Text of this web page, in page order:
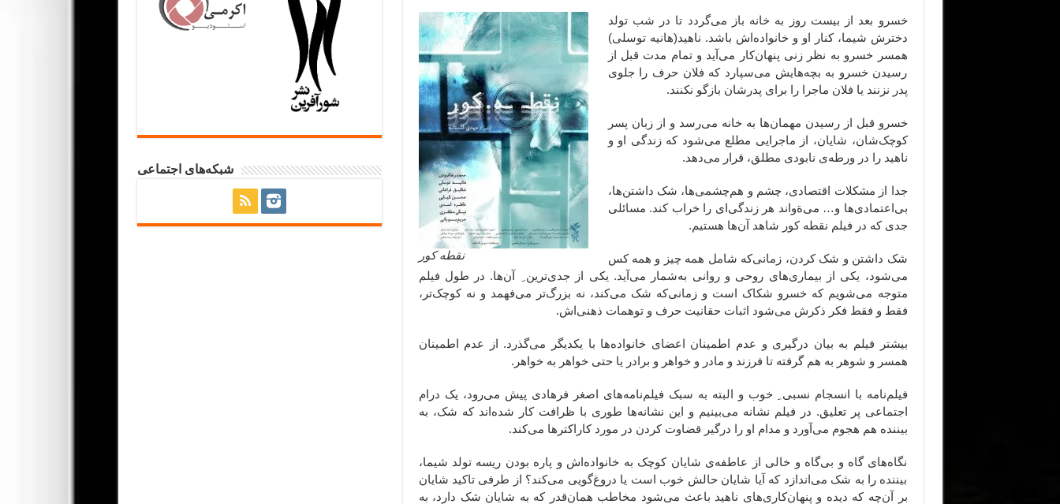
نقطه کور
خسرو بعد از بیست روز به خانه باز می‌گردد تا در شب تولد
دخترش شیما، کنار او و خانواده‌اش باشد. ناهید(هانیه توسلی)
همسر خسرو به نظر زنی پنهان‌کار می‌آید و تمام مدت قبل از
رسیدن خسرو به بچه‌هایش می‌سپارد که فلان حرف را جلوی
پدر نزنند یا فلان ماجرا را برای پدرشان بازگو نکنند.
خسرو قبل از رسیدن مهمان‌ها به خانه می‌رسد و از زبان پسر
کوچک‌شان، شایان، از ماجرایی مطلع می‌شود که زندگی او و
ناهید را در ورطه‌ی نابودی مطلق، قرار می‌دهد.
جدا از مشکلات اقتصادی، چشم و هم‌چشمی‌ها، شک داشتن‌ها،
بی‌اعتمادی‌ها و… می‌ةواند هر زندگی‌ای را خراب کند. مسائلی
جدی که در فیلم نقطه کور شاهد آن‌ها هستیم.
شک داشتن و شک کردن، زمانی‌که شامل همه چیز و همه کس
می‌شود، یکی از بیماری‌های روحی و روانی به‌شمار می‌آید. یکی از جدی‌ترین ِ آن‌ها. در طول فیلم
متوجه می‌شویم که خسرو شکاک است و زمانی‌که شک می‌کند، نه بزرگ‌تر می‌فهمد و نه کوچک‌تر،
فقط و فقط فکر ذکرش می‌شود اثبات حقانیت حرف و توهمات ذهنی‌اش.
بیشتر فیلم به بیان درگیری و عدم اطمینان اعضای خانواده‌ها با یکدیگر می‌گذرد. از عدم اطمینان
همسر و شوهر به هم گرفته تا فرزند و مادر و خواهر و برادر یا حتی خواهر به خواهر.
فیلم‌نامه با انسجام نسبی ِ خوب و البته به سبک فیلم‌نامه‌های اصغر فرهادی پیش می‌رود، یک درام
اجتماعی پر تعلیق. در فیلم نشانه می‌بینیم و این نشانه‌ها طوری با ظرافت کار شده‌اند که شک، به
بیننده هم هجوم می‌آورد و مدام او را درگیر قضاوت کردن در مورد کاراکترها می‌کند.
نگاه‌های گاه و بی‌گاه و خالی از عاطفه‌ی شایان کوچک به خانواده‌اش و پاره بودن ریسه تولد شیما،
بیننده را به شک می‌اندازد که آیا شایان حالش خوب است یا دروغ‌گویی می‌کند؟ از طرفی تاکید شایان
بر آن‌چه که دیده و پنهان‌کاری‌های ناهید باعث می‌شود مخاطب همان‌قدر که به شایان شک دارد، به
شبکه‌های اجتماعی